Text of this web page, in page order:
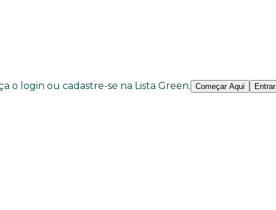
o login ou cadastre-se na Lista Green. Começar Aqui Entrar